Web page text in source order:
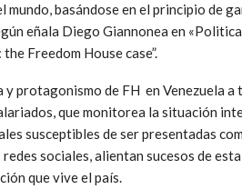
mundo, basándose en el principio de
eñala Diego Giannonea en
Freedom House case”.
y protagonismo de FH en Venezuela
que monitorea la situación
susceptibles de ser presentadas
sociales, alientan sucesos de
que vive el país.